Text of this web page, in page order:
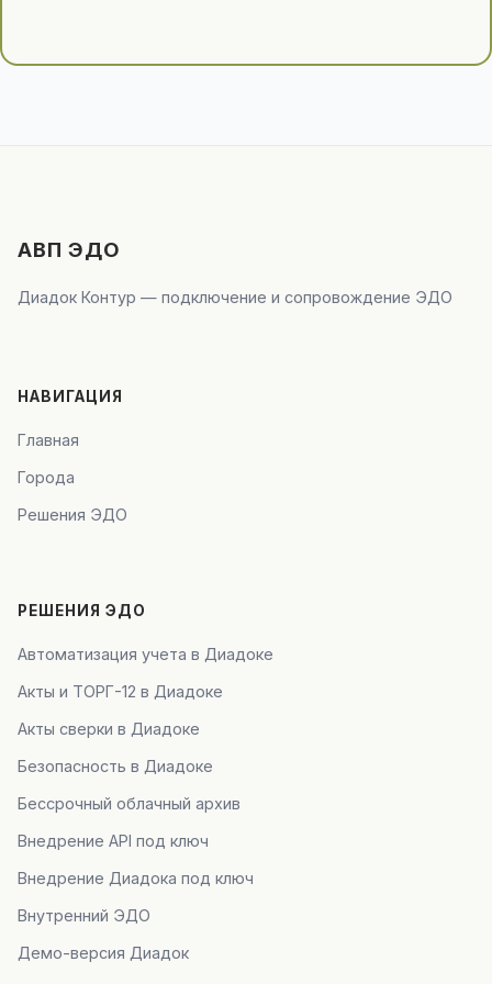
АВП ЭДО
Диадок Контур — подключение и сопровождение ЭДО
НАВИГАЦИЯ
Главная
Города
Решения ЭДО
РЕШЕНИЯ ЭДО
Автоматизация учета в Диадоке
Акты и ТОРГ-12 в Диадоке
Акты сверки в Диадоке
Безопасность в Диадоке
Бессрочный облачный архив
Внедрение API под ключ
Внедрение Диадока под ключ
Внутренний ЭДО
Демо-версия Диадок